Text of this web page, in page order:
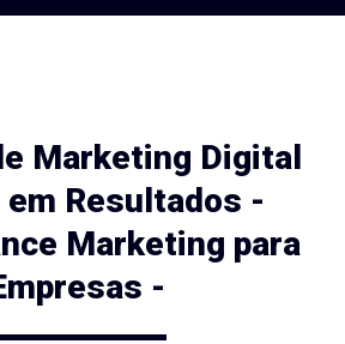
Marketing Digital
em Resultados -
Marketing para
-